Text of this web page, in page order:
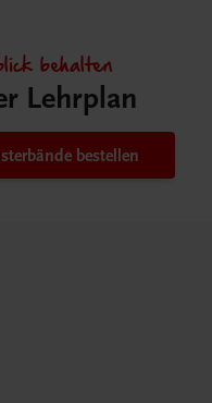
behalten
Lehrplan
bestellen